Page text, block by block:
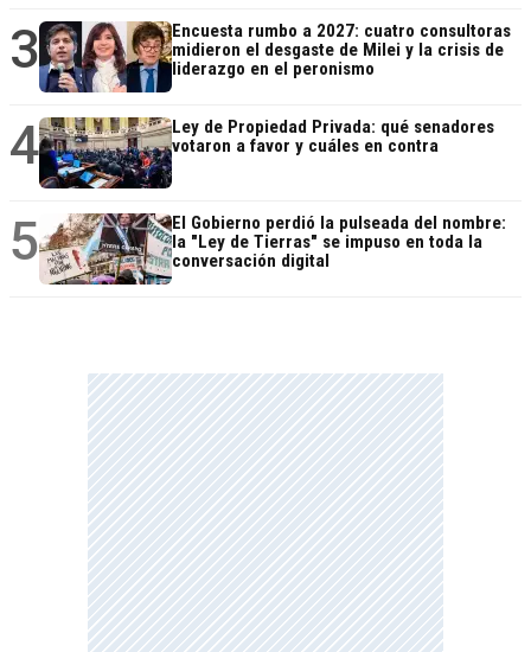
3
Encuesta rumbo a 2027: cuatro consultoras
midieron el desgaste de Milei y la crisis de
liderazgo en el peronismo
4
Ley de Propiedad Privada: qué senadores
votaron a favor y cuáles en contra
5
El Gobierno perdió la pulseada del nombre:
la "Ley de Tierras" se impuso en toda la
conversación digital